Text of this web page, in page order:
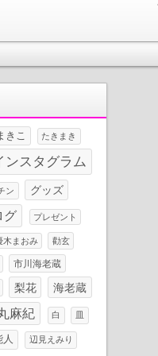
きこ たきまき
ンスタグラム
ン グッズ
グ プレゼント
木まおみ 勸玄
市川海老蔵
梨花 海老蔵
麻紀 白 皿
人 辺見えみり